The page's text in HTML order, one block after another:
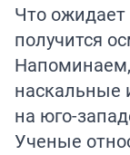
Что ожидает
получится
наскальные
на юго-
Ученые